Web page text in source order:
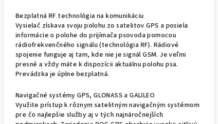
Bezplatná RF technológia na komunikáciu
Vysielač získava svoju polohu zo satelitov GPS a posiela
informácie o polohe do prijímača psovoda pomocou
rádiofrekvenčného signálu (technológia RF). Rádiové
spojenie funguje aj tam, kde nie je signál GSM. Je veľmi
presné a vždy máte k dispozícii aktuálnu polohu psa.
Prevádzka je úplne bezplatná.
Navigačné systémy GPS, GLONASS a GALILEO
Využite prístup k rôznym satelitným navigačným systémom
pre čo najlepšie služby aj v tých najnáročnejších